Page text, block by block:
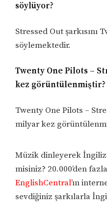
söylüyor?
Stressed Out şarkısını
söylemektedir.
Twenty One Pilots –
kez görüntülenmiştir?
Twenty One Pilots –
milyar kez
Müzik dinleyerek
misiniz? 20.000’den
EnglishCentral’ın
sevdiğiniz şarkılarla